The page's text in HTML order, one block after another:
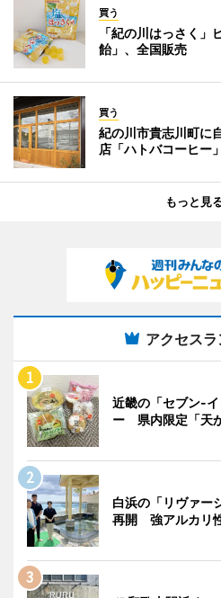
買う
「紀の川はっさく」
飴」、全国販売
買う
紀の川市貴志川町に
店「ハトバコーヒー
もっと見
アクセス
近畿の「セブン-
ー 県内限定「天
白浜の「リヴァー
再開 強アルカリ